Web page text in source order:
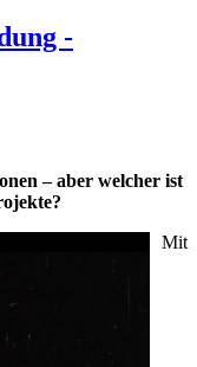
-
– aber welcher ist
Mit